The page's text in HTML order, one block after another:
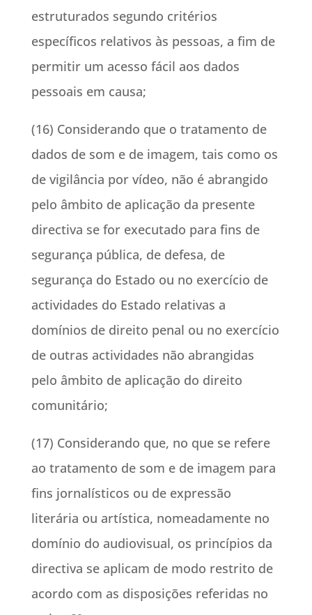
estruturados segundo critérios
específicos relativos às pessoas, a fim de
permitir um acesso fácil aos dados
pessoais em causa;
(16) Considerando que o tratamento de
dados de som e de imagem, tais como os
de vigilância por vídeo, não é abrangido
pelo âmbito de aplicação da presente
directiva se for executado para fins de
segurança pública, de defesa, de
segurança do Estado ou no exercício de
actividades do Estado relativas a
domínios de direito penal ou no exercício
de outras actividades não abrangidas
pelo âmbito de aplicação do direito
comunitário;
(17) Considerando que, no que se refere
ao tratamento de som e de imagem para
fins jornalísticos ou de expressão
literária ou artística, nomeadamente no
domínio do audiovisual, os princípios da
directiva se aplicam de modo restrito de
acordo com as disposições referidas no